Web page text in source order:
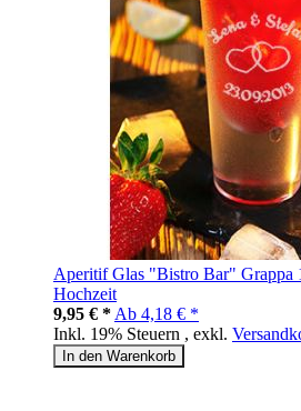
Aperitif Glas "Bistro Bar" Grappa
Hochzeit
9,95 € * Ab 4,18 € *
Inkl. 19% Steuern , exkl.
In den Warenkorb